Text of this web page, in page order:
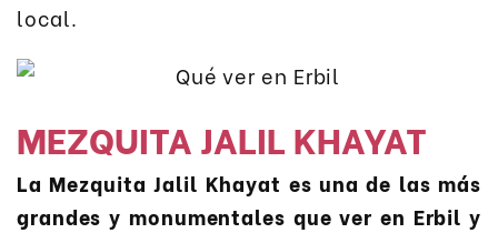
local.
MEZQUITA JALIL KHAYAT
La Mezquita Jalil Khayat es una de las más
grandes y monumentales que ver en Erbil y